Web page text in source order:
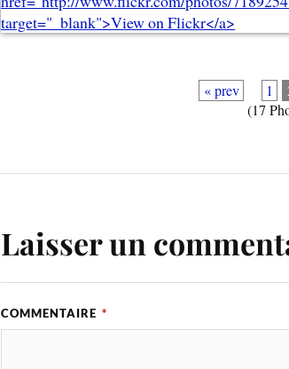
« prev 1
(17
Laisser un
COMMENTAIRE *